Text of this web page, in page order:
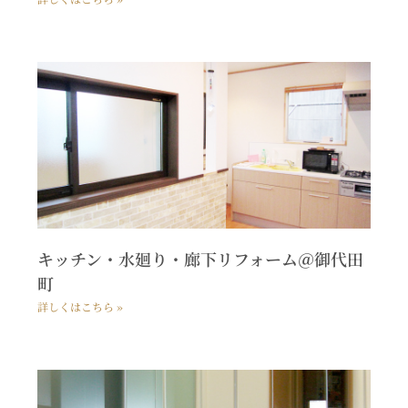
キッチン・水廻り・廊下リフォーム＠御代田
町
詳しくはこちら »